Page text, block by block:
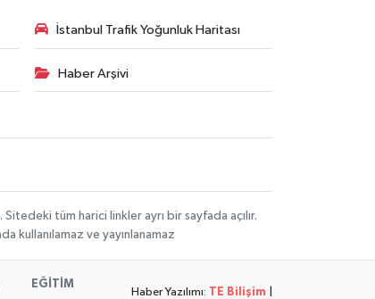
İstanbul Trafik Yoğunluk Haritası
Haber Arşivi
tüm harici linkler ayrı bir sayfada açılır.
kullanılamaz ve yayınlanamaz
EĞİTİM
Haber Yazılımı: TE Bilişim